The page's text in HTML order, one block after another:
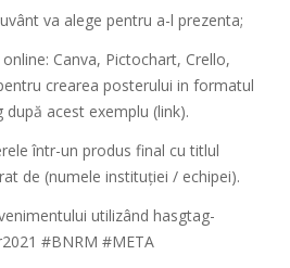
va alege pentru a-l prezenta;
Canva, Pictochart, Crello,
crearea posterului in formatul
după acest exemplu (link).
într-un produs final cu titlul
de (numele instituției / echipei).
utilizând hasgtag-
#BNRM #META